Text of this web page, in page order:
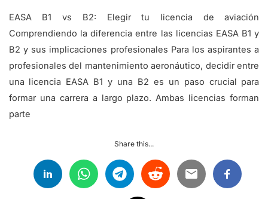
EASA B1 vs B2: Elegir tu licencia de aviación
Comprendiendo la diferencia entre las licencias EASA B1 y
B2 y sus implicaciones profesionales Para los aspirantes a
profesionales del mantenimiento aeronáutico, decidir entre
una licencia EASA B1 y una B2 es un paso crucial para
formar una carrera a largo plazo. Ambas licencias forman
parte
Share this...